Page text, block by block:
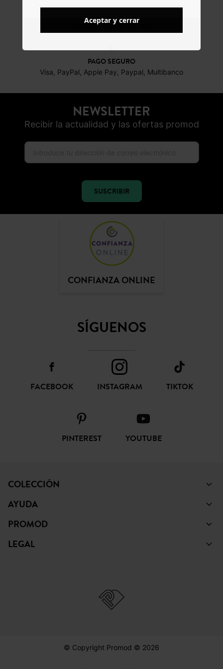
posibles durante 30 días
PAGO SEGURO
Visa, PayPal, Apple Pay, Paypal, Multibanco
NEWSLETTER
Recibir la actualidad y las ofertas promod
SUSCRIBIR
CONFIANZA ONLINE
SÍGUENOS
FACEBOOK INSTAGRAM TIKTOK
PINTEREST YOUTUBE
COLECCIÓN
AYUDA
PROMOD
LEGAL
© Copyright Promod © 2026
Aceptar y cerrar